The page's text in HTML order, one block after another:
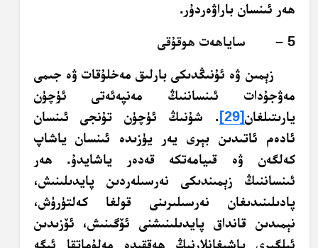
ھەر ئىنسان باراۋەردۇر.
5 – ساياھەت ھوقۇقى
زېمىن ۋە ئۇنىڭدىكى بارلىق مەخلۇقات ۋە جىمى
مەۋجۇدات ئىنساننىڭ مەنپەئەتى ئۈچۈن
يارىتىلغان[29]
. شۇنىڭ ئۈچۈن تۇنجى ئىنسان
ئادەم ئاتىدىن بېرى يەر يۈزىدە ئىنسان ياشاپ
كەلگەن ۋە قىيامەتكە قەدەر ياشايدۇ. ھەر
ئىنساننىڭ زېمىندىكى نەرسىلەردىن پايدىلىنىش،
پادىلىنىدىغان نەرسىلىرىنى قولغا كەلتۈرۈش،
نېمىدىن قانداق پايدىلىنىشنى ئۆگىنىش، ئۆزىدىن
ئىلگىرى ياشىغانلارنىڭ ھەققىدە مەلۇماتقا ئىگە